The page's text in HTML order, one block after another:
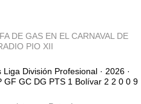
DE GAS EN EL CARNAVAL DE
PIO XII
División Profesional · 2026 ·
GF GC DG PTS 1 Bolívar 2 2 0 0 9